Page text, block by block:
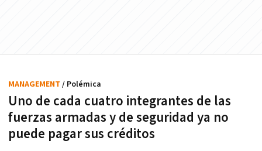
Uno de cada cuatro integrantes de las
fuerzas armadas y de seguridad ya no
puede pagar sus créditos
MANAGEMENT / Polémica